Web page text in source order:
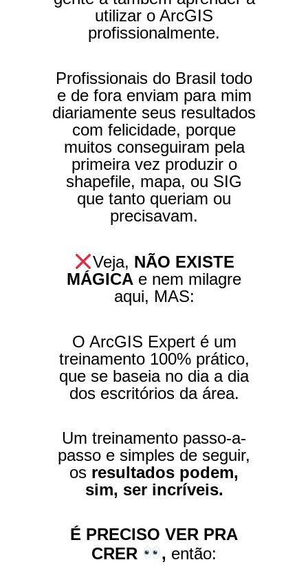
utilizar o ArcGIS
profissionalmente.
Profissionais do Brasil todo
e de fora enviam para mim
diariamente seus resultados
com felicidade, porque
muitos conseguiram pela
primeira vez produzir o
shapefile, mapa, ou SIG
que tanto queriam ou
precisavam.
Veja, NÃO EXISTE
MÁGICA e nem milagre
aqui, MAS:
O ArcGIS Expert é um
treinamento 100% prático,
que se baseia no dia a dia
dos escritórios da área.
Um treinamento passo-a-
passo e simples de seguir,
os resultados podem,
sim, ser incríveis.
É PRECISO VER PRA
CRER
, então: